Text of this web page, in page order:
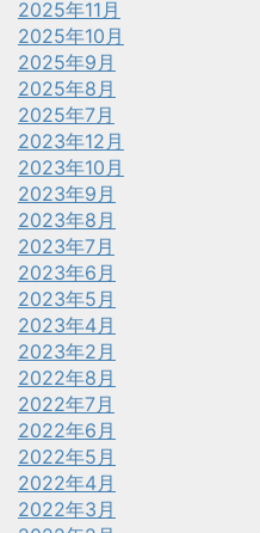
2025年11月
2025年10月
2025年9月
2025年8月
2025年7月
2023年12月
2023年10月
2023年9月
2023年8月
2023年7月
2023年6月
2023年5月
2023年4月
2023年2月
2022年8月
2022年7月
2022年6月
2022年5月
2022年4月
2022年3月